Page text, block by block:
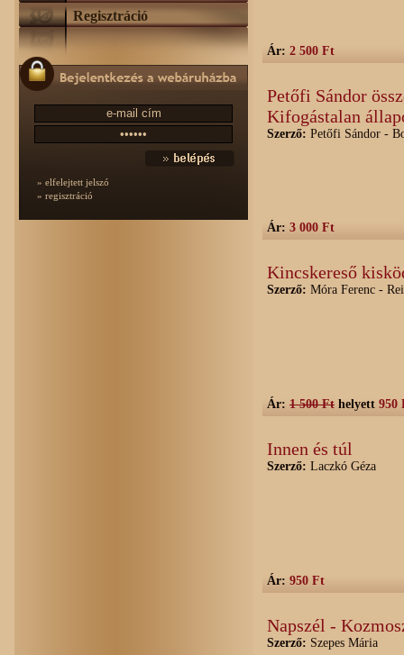
Regisztráció
» elfelejtett jelszó
» regisztráció
Ár: 2 500 Ft
Petőfi Sándor
Kifogástalan
Szerző: Petőfi Sándor -
Ár: 3 000 Ft
Kincskereső
Szerző: Móra Ferenc -
Ár: 1 500 Ft helyett 950
Innen és túl
Szerző: Laczkó Géza
Ár: 950 Ft
Napszél -
Szerző: Szepes Mária